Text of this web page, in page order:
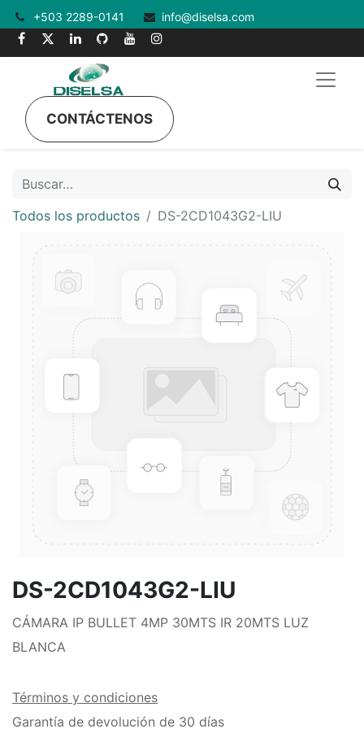
+503 2289-0141 info@diselsa.com
CONTÁCTENOS
Todos los productos DS-2CD1043G2-LIU
DS-2CD1043G2-LIU
CÁMARA IP BULLET 4MP 30MTS IR 20MTS LUZ
BLANCA
Términos y condiciones
Garantía de devolución de 30 días